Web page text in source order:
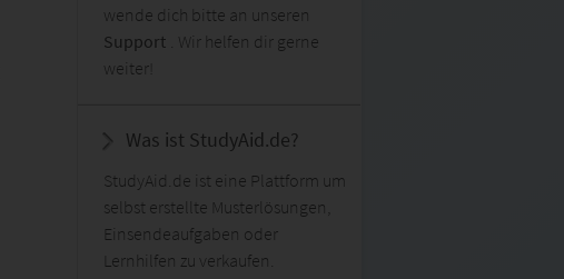
wende dich bitte an unseren
Support . Wir helfen dir gerne
weiter!
Was ist StudyAid.de?
StudyAid.de ist eine Plattform um
selbst erstellte Musterlösungen,
Einsendeaufgaben oder
Lernhilfen zu verkaufen.